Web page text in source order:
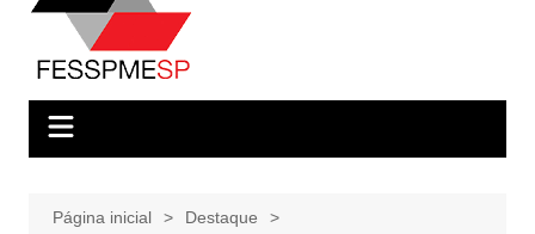
Página inicial
Destaque